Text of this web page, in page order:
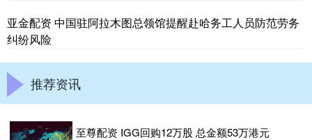
亚金配资 中国驻阿拉木图总领馆提醒赴哈务工人员防范劳务
纠纷风险
推荐资讯
至尊配资 IGG回购12万股 总金额53万港元